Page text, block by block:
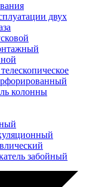
двух
колонны
забойный